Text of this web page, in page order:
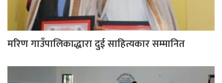
मरिण गाउँपालिकाद्धारा दुई साहित्यकार सम्मानित